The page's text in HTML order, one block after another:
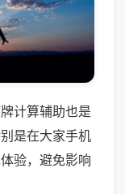
计算辅助也是
是在大家手机
验，避免影响